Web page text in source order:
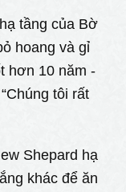
tầng của Bờ
hoang và gỉ
hơn 10 năm -
tôi rất
Shepard hạ
khác để ăn